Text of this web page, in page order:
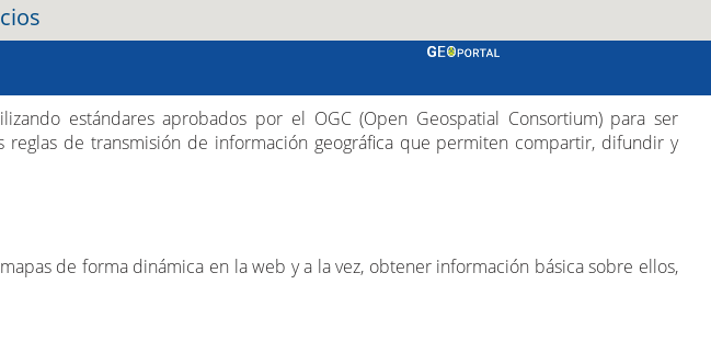
estándares aprobados por el OGC (Open Geospatial Consortium) para ser
de transmisión de información geográfica que permiten compartir, difundir y
de forma dinámica en la web y a la vez, obtener información básica sobre ellos,